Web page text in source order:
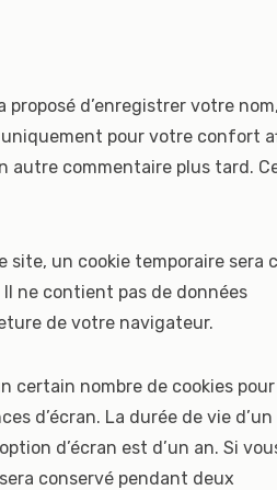
d’enregistrer votre nom,
uniquement pour votre confort
autre commentaire plus tard.
un cookie temporaire sera
ne contient pas de données
de votre navigateur.
certain nombre de cookies pour
d’écran. La durée de vie d’un
d’écran est d’un an. Si
conservé pendant deux